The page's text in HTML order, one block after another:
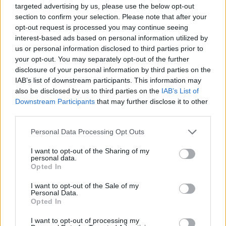
targeted advertising by us, please use the below opt-out
section to confirm your selection. Please note that after your
opt-out request is processed you may continue seeing
interest-based ads based on personal information utilized by
us or personal information disclosed to third parties prior to
your opt-out. You may separately opt-out of the further
disclosure of your personal information by third parties on the
IAB’s list of downstream participants. This information may
also be disclosed by us to third parties on the IAB’s List of
Downstream Participants that may further disclose it to other
Personal Data Processing Opt Outs
I want to opt-out of the Sharing of my
personal data.
Opted In
I want to opt-out of the Sale of my
Personal Data.
Opted In
I want to opt-out of processing my
chaotycznie.
Śluz z krwia
Witam. Jestem w 6 tygodniu ciąży. I w sobotę
zauważyłam śluz z krwią na papierze
toaletowym. Podczas badania 26.01 okazało się
że mam nadżerkę. Nie mam boleści brzucha.
Czy to jest powód do zmartwien. W sobotę
miałam USG pierwsze i jeszcze pęcherzyk był za
mały 5,5mm. I od czego może tak się dziać.
Forum:Ciąża - czy to możliwe? Wszystko o...
POWIĄZANE
wkładka wewnątrzmaciczna przerwatywa
Reklama: